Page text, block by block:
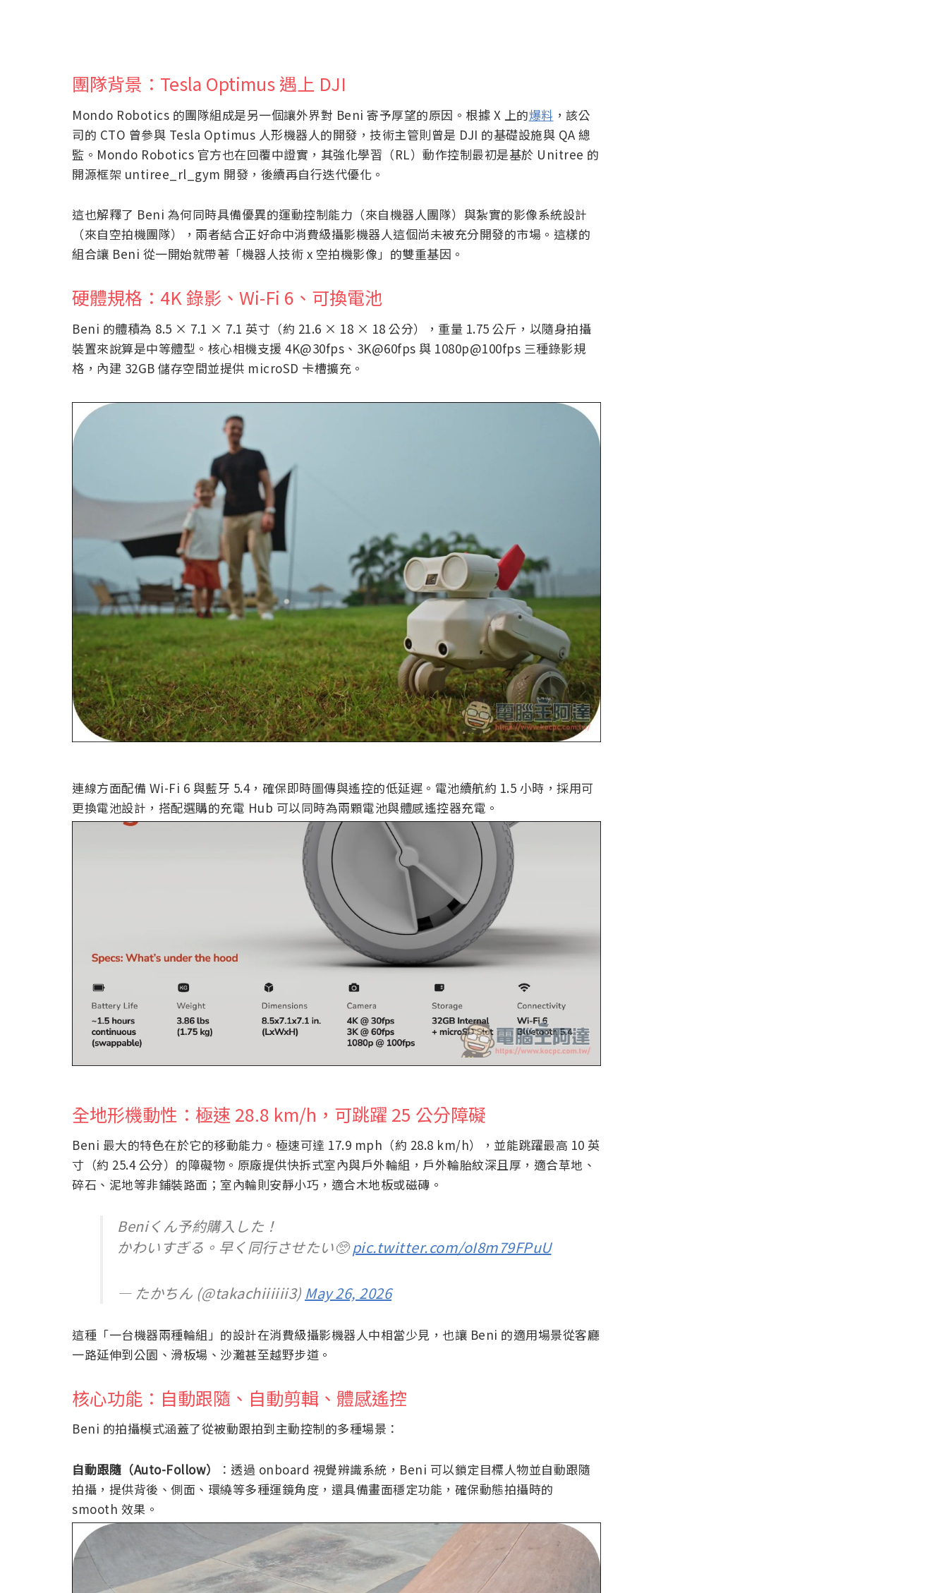
團隊背景：Tesla Optimus 遇上 DJI
Mondo Robotics 的團隊組成是另一個讓外界對 Beni 寄予厚望的原因。根據 X 上的爆料 ，該公
司的 CTO 曾參與 Tesla Optimus 人形機器人的開發，技術主管則曾是 DJI 的基礎設施與 QA 總
監。Mondo Robotics 官方也在回覆中證實，其強化學習（RL）動作控制最初是基於 Unitree 的
開源框架 untiree_rl_gym 開發，後續再自行迭代優化。
這也解釋了 Beni 為何同時具備優異的運動控制能力（來自機器人團隊）與紮實的影像系統設計
（來自空拍機團隊），兩者結合正好命中消費級攝影機器人這個尚未被充分開發的市場。這樣的
組合讓 Beni 從一開始就帶著「機器人技術 x 空拍機影像」的雙重基因。
硬體規格：4K 錄影、Wi-Fi 6、可換電池
Beni 的體積為 8.5 × 7.1 × 7.1 英寸（約 21.6 × 18 × 18 公分），重量 1.75 公斤，以隨身拍攝
裝置來說算是中等體型。核心相機支援 4K@30fps、3K@60fps 與 1080p@100fps 三種錄影規
格，內建 32GB 儲存空間並提供 microSD 卡槽擴充。
連線方面配備 Wi-Fi 6 與藍牙 5.4，確保即時圖傳與遙控的低延遲。電池續航約 1.5 小時，採用可
更換電池設計，搭配選購的充電 Hub 可以同時為兩顆電池與體感遙控器充電。
全地形機動性：極速 28.8 km/h，可跳躍 25 公分障礙
Beni 最大的特色在於它的移動能力。極速可達 17.9 mph（約 28.8 km/h），並能跳躍最高 10 英
寸（約 25.4 公分）的障礙物。原廠提供快拆式室內與戶外輪組，戶外輪胎紋深且厚，適合草地、
碎石、泥地等非鋪裝路面；室內輪則安靜小巧，適合木地板或磁磚。
Beniくん予約購入した！
かわいすぎる。早く同行させたい🥺pic.twitter.com/oI8m79FPuU
— たかちん (@takachiiiiii3) May 26, 2026
這種「一台機器兩種輪組」的設計在消費級攝影機器人中相當少見，也讓 Beni 的適用場景從客廳
一路延伸到公園、滑板場、沙灘甚至越野步道。
核心功能：自動跟隨、自動剪輯、體感遙控
Beni 的拍攝模式涵蓋了從被動跟拍到主動控制的多種場景：
自動跟隨（Auto-Follow）
：透過 onboard 視覺辨識系統，Beni 可以鎖定目標人物並自動跟隨
拍攝，提供背後、側面、環繞等多種運鏡角度，還具備畫面穩定功能，確保動態拍攝時的
smooth 效果。